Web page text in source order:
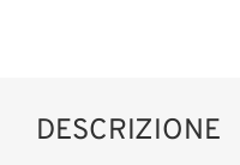
DESCRIZIONE